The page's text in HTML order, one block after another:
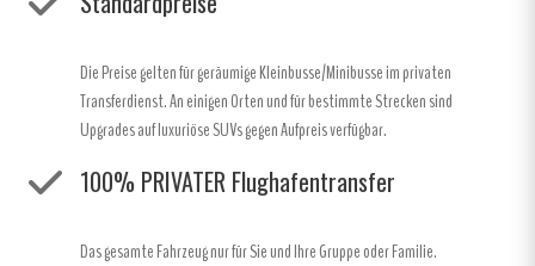
Die Preise gelten für geräumige Kleinbusse/Minibusse im privaten
Transferdienst. An einigen Orten und für bestimmte Strecken sind
Upgrades auf luxuriöse SUVs gegen Aufpreis verfügbar.
100% PRIVATER Flughafentransfer
Das gesamte Fahrzeug nur für Sie und Ihre Gruppe oder Familie.